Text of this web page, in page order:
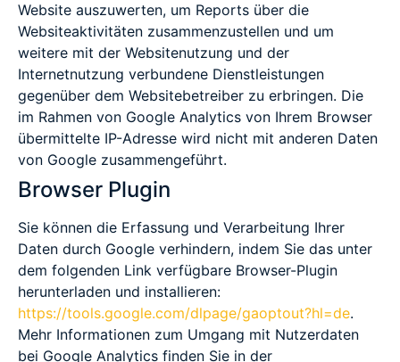
Website auszuwerten, um Reports über die
Websiteaktivitäten zusammenzustellen und um
weitere mit der Websitenutzung und der
Internetnutzung verbundene Dienstleistungen
gegenüber dem Websitebetreiber zu erbringen. Die
im Rahmen von Google Analytics von Ihrem Browser
übermittelte IP-Adresse wird nicht mit anderen Daten
von Google zusammengeführt.
Browser Plugin
Sie können die Erfassung und Verarbeitung Ihrer
Daten durch Google verhindern, indem Sie das unter
dem folgenden Link verfügbare Browser-Plugin
herunterladen und installieren:
https://tools.google.com/dlpage/gaoptout?hl=de.
Mehr Informationen zum Umgang mit Nutzerdaten
bei Google Analytics finden Sie in der